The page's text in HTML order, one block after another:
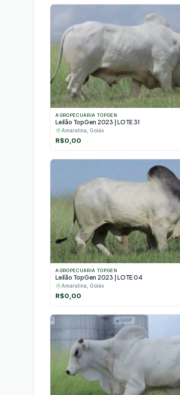
AGROPECUÁRIA TOPGEN
Leilão TopGen 2023 | LOTE 31
Amaralina, Goiás
R$0,00
AGROPECUÁRIA TOPGEN
Leilão TopGen 2023 | LOTE 04
Amaralina, Goiás
R$0,00